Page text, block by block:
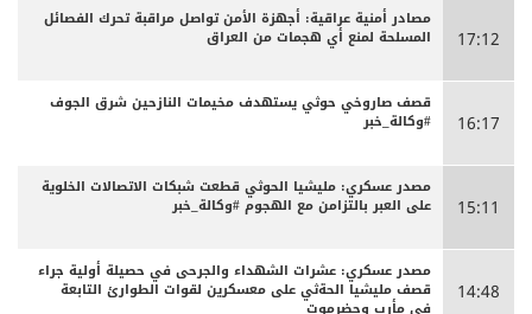
17:12
مصادر أمنية عراقية: أجهزة الأمن تواصل مراقبة تحرك الفصائل
المسلحة لمنع أي هجمات من العراق
16:17
قصف صاروخي حوثي يستهدف مخيمات النازحين شرق الجوف
#وكالة_خبر
15:11
مصدر عسكري: مليشيا الحوثي قطعت شبكات الاتصالات الخلوية
على العبر بالتزامن مع الهجوم #وكالة_خبر
14:48
مصدر عسكري: عشرات الشهداء والجرحى ‏في حصيلة أولية جراء
قصف مليشيا الحةثي على معسكرين لقوات الطوارئ التابعة
في مأرب وحضرموت